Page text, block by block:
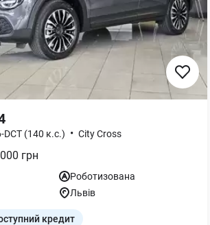
DCT (140 к.с.) • City Cross
грн
Роботизована
Львів
кредит